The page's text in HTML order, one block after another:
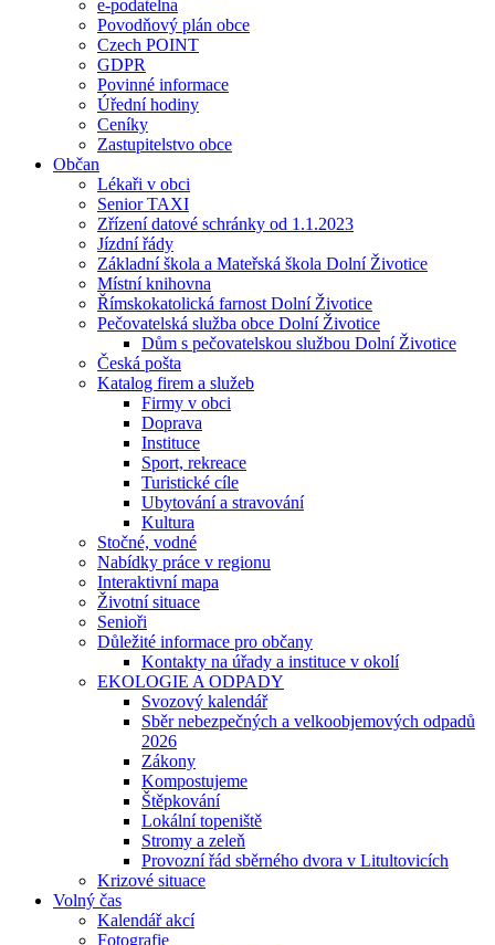
e-podatelna
Povodňový plán obce
Czech POINT
GDPR
Povinné informace
Úřední hodiny
Ceníky
Zastupitelstvo obce
Občan
Lékaři v obci
Senior TAXI
Zřízení datové schránky od 1.1.2023
Jízdní řády
Základní škola a Mateřská škola Dolní Životice
Místní knihovna
Římskokatolická farnost Dolní Životice
Pečovatelská služba obce Dolní Životice
Dům s pečovatelskou službou Dolní Životice
Česká pošta
Katalog firem a služeb
Firmy v obci
Doprava
Instituce
Sport, rekreace
Turistické cíle
Ubytování a stravování
Kultura
Stočné, vodné
Nabídky práce v regionu
Interaktivní mapa
Životní situace
Senioři
Důležité informace pro občany
Kontakty na úřady a instituce v okolí
EKOLOGIE A ODPADY
Svozový kalendář
Sběr nebezpečných a velkoobjemových odpadů
2026
Zákony
Kompostujeme
Štěpkování
Lokální topeniště
Stromy a zeleň
Provozní řád sběrného dvora v Litultovicích
Krizové situace
Volný čas
Kalendář akcí
Fotografie